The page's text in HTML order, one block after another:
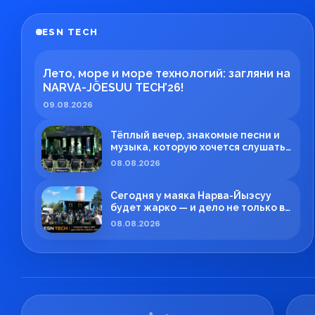
ESN TECH
Лето, море и море технологий: загляни на
NARVA-JÕESUU TECH’26!
09.08.2026
Тёплый вечер, знакомые песни и
музыка, которую хочется слушать
без спешки
08.08.2026
Сегодня у маяка Нарва-Йыэсуу
будет жарко — и дело не только в
летней погоде!
08.08.2026